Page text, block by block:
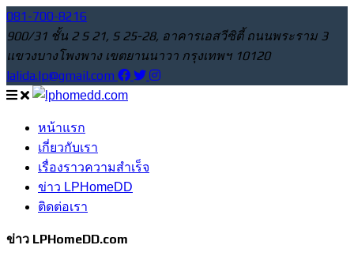
081-700-8216
900/31 ชั้น 2 S 21, S 25-28, อาคารเอสวีซิตี้ ถนนพระราม 3
แขวงบางโพงพาง เขตยานนาวา กรุงเทพฯ 10120
lalida.lp@gmail.com
หน้าแรก
เกี่ยวกับเรา
เรื่องราวความสำเร็จ
ข่าว LPHomeDD
ติดต่อเรา
ข่าว LPHomeDD.com